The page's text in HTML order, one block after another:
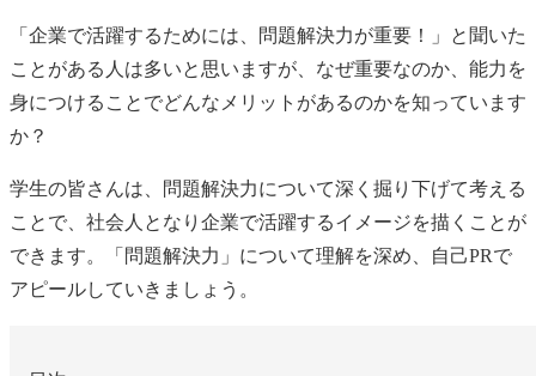
「企業で活躍するためには、問題解決力が重要！」と聞いた
ことがある人は多いと思いますが、なぜ重要なのか、能力を
身につけることでどんなメリットがあるのかを知っています
か？
学生の皆さんは、問題解決力について深く掘り下げて考える
ことで、社会人となり企業で活躍するイメージを描くことが
できます。「問題解決力」について理解を深め、自己PRで
アピールしていきましょう。